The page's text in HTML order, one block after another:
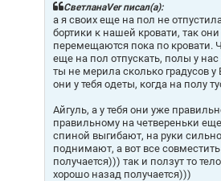
СветланаVer писал(а):
а я своих еще на пол не
бортики к нашей кровати, так
перемещаются пока по кровати.
еще на пол отпускать, полы у
ты не мерила сколько градусов у
они у тебя одеты, когда на полу
Айгуль, а у тебя они уже
правильному на четвереньки
спиной выгибают, на руки
поднимают, а вот все
получается))) так и ползут то
хорошо назад получается)))